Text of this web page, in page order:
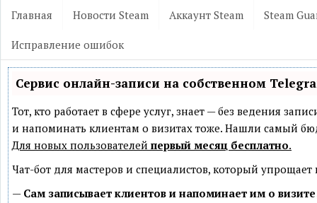
Главная Новости Steam Аккаунт Steam Steam
Исправление ошибок
Сервис онлайн-записи на собственном
Тот, кто работает в сфере услуг, знает — без ведения
и напоминать клиентам о визитах тоже. Нашли самый
Для новых пользователей первый месяц бесплатно.
Чат-бот для мастеров и специалистов, который
— Сам записывает клиентов и напоминает им о